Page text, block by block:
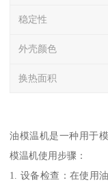
稳定性
外壳颜色
换热面积
油模温机是一种用于
模温机使用步骤：
1. 设备检查：在使用